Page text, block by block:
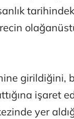
girildiğini,
işaret
yer